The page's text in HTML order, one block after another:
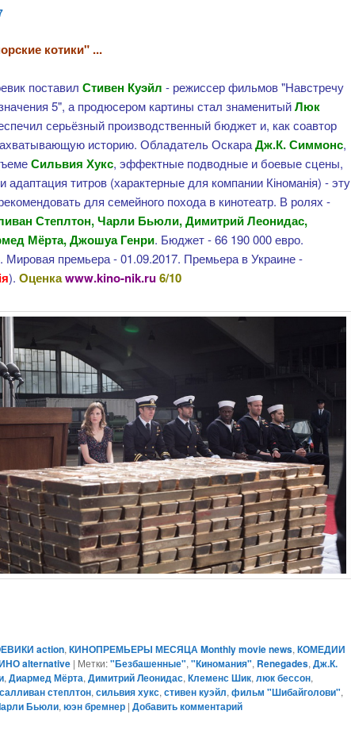
котики" ...
поставилСтивен Куэйл - режиссер фильмов "Навстречу
5", а продюсером картины стал знаменитыйЛюк
серьёзный производственный бюджет и, как соавтор
историю. Обладатель ОскараДж.К. Симмонс,
Сильвия Хукс, эффектные подводные и боевые сцены,
адаптация титров (характерные для компании Кіноманія) - эту
для семейного похода в кинотеатр. В ролях -
Степлтон, Чарли Бьюли, Димитрий Леонидас,
Мёрта, Джошуа Генри. Бюджет - 66 190 000 евро.
Мировая премьера - 01.09.2017. Премьера в Украине -
).Оценкаwww.kino-nik.ru6/10
action,КИНОПРЕМЬЕРЫ МЕСЯЦА Monthly movie news,КОМЕДИИ
alternative | Метки: "Безбашенные","Киномания", Renegades,Дж.К.
,Диармед Мёрта,Димитрий Леонидас,Клеменс Шик,люк бессон,
салливан степлтон,сильвия хукс,стивен куэйл,фильм "Шибайголови",
Бьюли,юэн бремнер |Добавить комментарий